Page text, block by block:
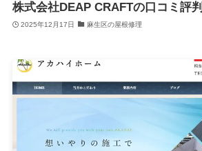
株式会社DEAP CRAFTの口コミ評判
2025年12月17日 麻生区の屋根修理